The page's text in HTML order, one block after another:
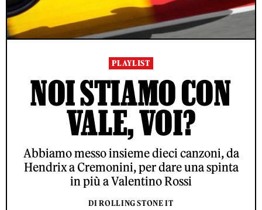
PLAYLIST
NOI STIAMO CON
VALE, VOI?
Abbiamo messo insieme dieci canzoni, da
Hendrix a Cremonini, per dare una spinta
in più a Valentino Rossi
DI ROLLING STONE IT